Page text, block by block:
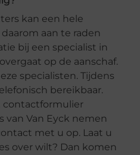
kan een hele
aan te raden
bij een specialist in
op de aanschaf.
specialisten. Tijdens
bereikbaar.
contactformulier
van Van Eyck nemen
met u op. Laat u
over wilt? Dan komen